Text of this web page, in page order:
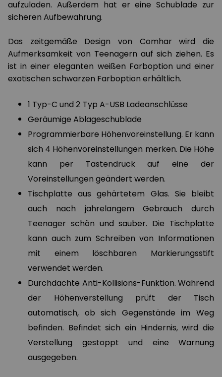
aufzuladen. Außerdem hat er eine Schublade zur
sicheren Aufbewahrung.
Das zeitgemäße Design von Comhar wird die
Aufmerksamkeit von Teenagern auf sich ziehen. Es
ist in einer eleganten weißen Farboption und einer
exotischen schwarzen Farboption erhältlich.
1 Typ-C und 2 Typ A-USB Ladeanschlüsse
Geräumige Ablageschublade
Programmierbare Höhenvoreinstellung. Er kann
sich 4 Höhenvoreinstellungen merken. Die Höhe
kann per Tastendruck auf eine der
Voreinstellungen geändert werden.
Tischplatte aus gehärtetem Glas. Sie bleibt
auch nach jahrelangem Gebrauch durch
Teenager schön und sauber. Die Tischplatte
kann auch zum Schreiben von Informationen
mit einem löschbaren Markierungsstift
verwendet werden.
Durchdachte Anti-Kollisions-Funktion. Während
der Höhenverstellung prüft der Tisch
automatisch, ob sich Gegenstände im Weg
befinden. Befindet sich ein Hindernis, wird die
Verstellung gestoppt und eine Warnung
ausgegeben.